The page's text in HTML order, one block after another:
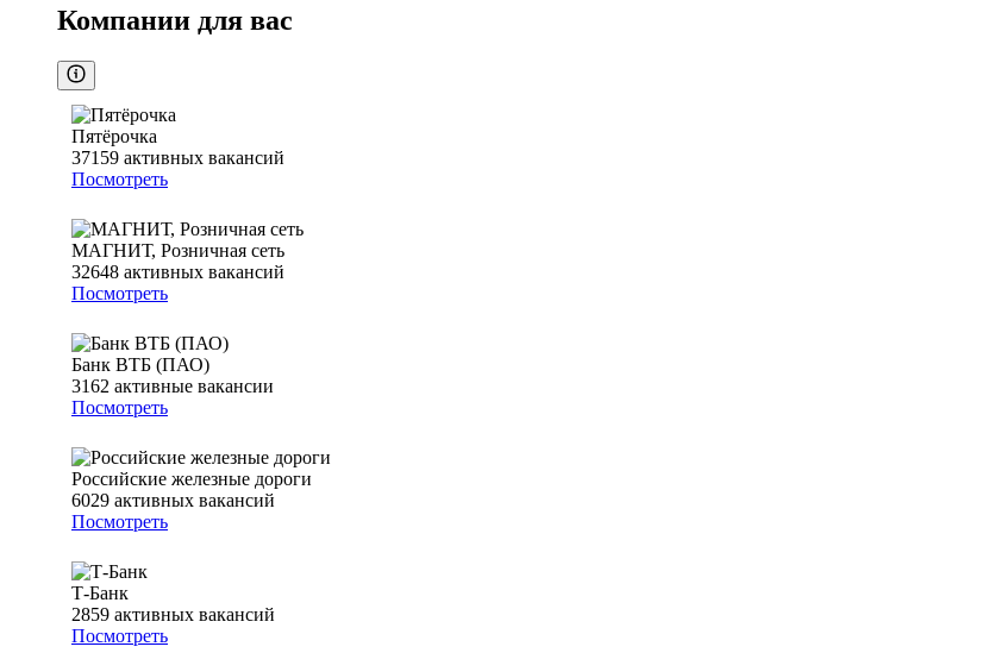
Компании для вас
Пятёрочка
37159 активных вакансий
Посмотреть
МАГНИТ, Розничная сеть
32648 активных вакансий
Посмотреть
Банк ВТБ (ПАО)
3162 активные вакансии
Посмотреть
Российские железные дороги
6029 активных вакансий
Посмотреть
Т-Банк
2859 активных вакансий
Посмотреть